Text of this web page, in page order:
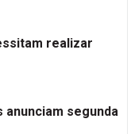
realizar
anunciam segunda